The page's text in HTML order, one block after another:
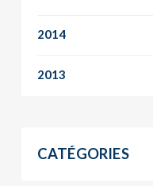
2014
2013
CATÉGORIES